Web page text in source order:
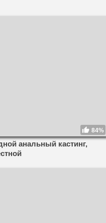
84%
анальный кастинг,